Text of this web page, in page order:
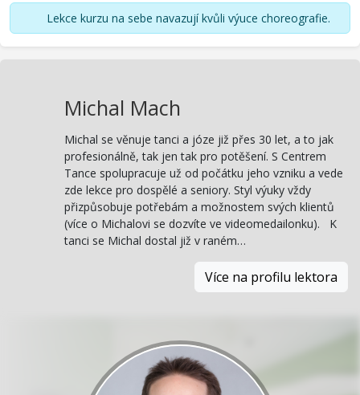
Lekce kurzu na sebe navazují kvůli výuce choreografie.
Michal Mach
Michal se věnuje tanci a józe již přes 30 let, a to jak
profesionálně, tak jen tak pro potěšení. S Centrem
Tance spolupracuje už od počátku jeho vzniku a vede
zde lekce pro dospělé a seniory. Styl výuky vždy
přizpůsobuje potřebám a možnostem svých klientů
(více o Michalovi se dozvíte ve videomedailonku). K
tanci se Michal dostal již v raném…
Více na profilu lektora